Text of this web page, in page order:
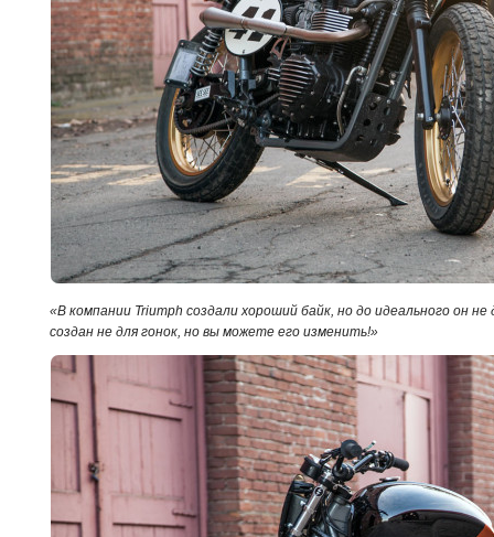
«В компании Triumph создали хороший байк, но до идеального он
создан не для гонок, но вы можете его изменить!»